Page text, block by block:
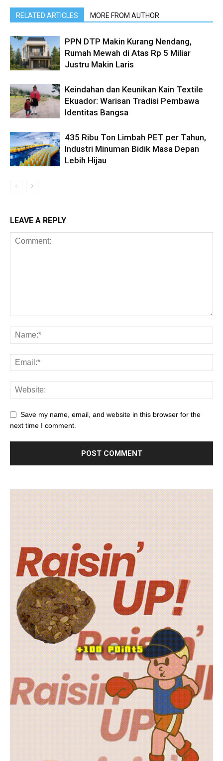
RELATED ARTICLES MORE FROM AUTHOR
PPN DTP Makin Kurang Nendang,
Rumah Mewah di Atas Rp 5 Miliar
Justru Makin Laris
Keindahan dan Keunikan Kain Textile
Ekuador: Warisan Tradisi Pembawa
Identitas Bangsa
435 Ribu Ton Limbah PET per Tahun,
Industri Minuman Bidik Masa Depan
Lebih Hijau
LEAVE A REPLY
Save my name, email, and website in this browser for the
next time I comment.